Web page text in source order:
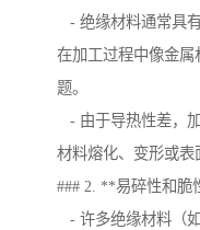
- 绝缘材料通常具
在加工过程中像金属
题。
- 由于导热性差，
材料熔化、变形或表
### 2. **易碎性和脆
- 许多绝缘材料（